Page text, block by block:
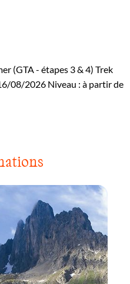
(GTA - étapes 3 & 4) Trek
08/2026 Niveau : à partir de